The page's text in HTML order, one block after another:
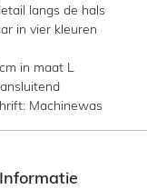
langs de hals
in vier kleuren
in maat L
Machinewas